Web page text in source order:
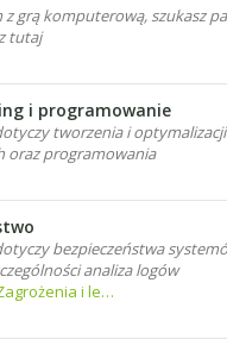
z grą komputerową, szukasz
tutaj
i programowanie
tworzenia i
oraz programowania
bezpieczeństwa
analiza logów
Zagrożenia i leczenie